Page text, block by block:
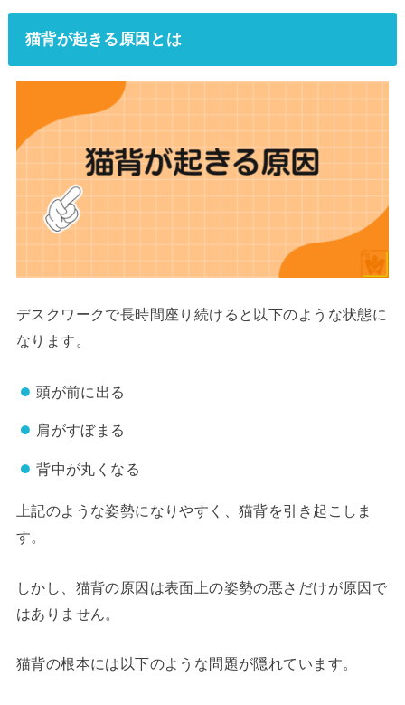
猫背が起きる原因とは
デスクワークで長時間座り続けると以下のような状態に
なります。
頭が前に出る
肩がすぼまる
背中が丸くなる
上記のような姿勢になりやすく、猫背を引き起こしま
す。
しかし、猫背の原因は表面上の姿勢の悪さだけが原因で
はありません。
猫背の根本には以下のような問題が隠れています。